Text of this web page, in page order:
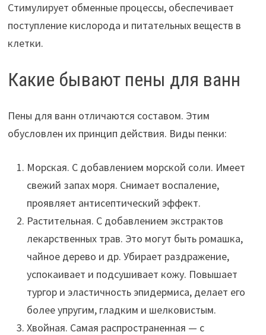
Стимулирует обменные процессы, обеспечивает
поступление кислорода и питательных веществ в
клетки.
Какие бывают пены для ванн
Пены для ванн отличаются составом. Этим
обусловлен их принцип действия. Виды пенки:
Морская. С добавлением морской соли. Имеет
свежий запах моря. Снимает воспаление,
проявляет антисептический эффект.
Растительная. С добавлением экстрактов
лекарственных трав. Это могут быть ромашка,
чайное дерево и др. Убирает раздражение,
успокаивает и подсушивает кожу. Повышает
тургор и эластичность эпидермиса, делает его
более упругим, гладким и шелковистым.
Хвойная. Самая распространенная — с